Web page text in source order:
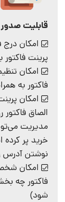
قابلیت صدور
امکان درج
پرینت
امکان
فاکتور به
امکان
الصاق
مدیریت
خرید پر کرده
نوشتن آدرس
امکان
فاکتور چه
شود)